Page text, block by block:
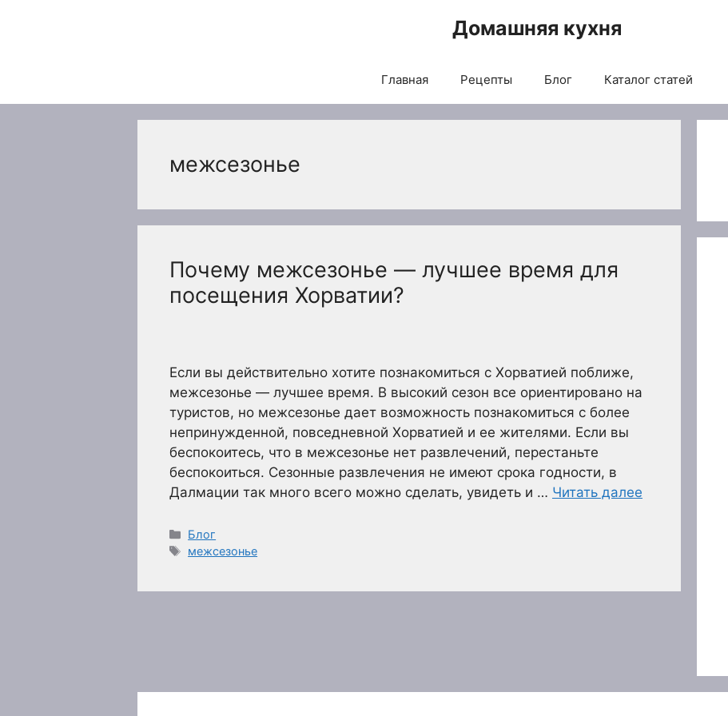
Домашняя кухня
Главная Рецепты Блог Каталог статей
межсезонье
Почему межсезонье — лучшее время для
посещения Хорватии?
Если вы действительно хотите познакомиться с Хорватией поближе,
межсезонье — лучшее время. В высокий сезон все ориентировано на
туристов, но межсезонье дает возможность познакомиться с более
непринужденной, повседневной Хорватией и ее жителями. Если вы
беспокоитесь, что в межсезонье нет развлечений, перестаньте
беспокоиться. Сезонные развлечения не имеют срока годности, в
Далмации так много всего можно сделать, увидеть и … Читать далее
Рубрики
Блог
Метки
межсезонье